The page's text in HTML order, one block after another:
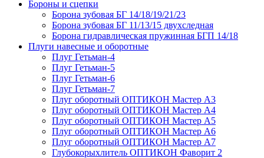
Бороны и сцепки
Борона зубовая БГ 14/18/19/21/23
Борона зубовая БГ 11/13/15 двухследная
Борона гидравлическая пружинная БГП 14/18
Плуги навесные и оборотные
Плуг Гетьман-4
Плуг Гетьман-5
Плуг Гетьман-6
Плуг Гетьман-7
Плуг оборотный ОПТИКОН Мастер А3
Плуг оборотный ОПТИКОН Мастер А4
Плуг оборотный ОПТИКОН Мастер А5
Плуг оборотный ОПТИКОН Мастер А6
Плуг оборотный ОПТИКОН Мастер А7
Глубокорыхлитель ОПТИКОН Фаворит 2